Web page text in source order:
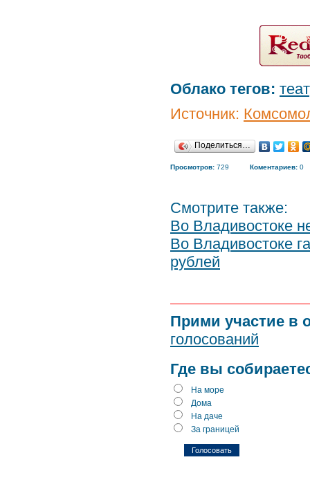
Облако тегов:
Источник:
Поделиться…
Просмотров: 729 Коментариев: 0
Смотрите также:
Во Владивостоке
Во Владивостоке
рублей
Прими участие в
голосований
Где вы
На море
Дома
На даче
За границей